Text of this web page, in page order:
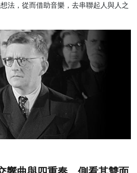
法，從而借助音樂，去串聯起人與人之